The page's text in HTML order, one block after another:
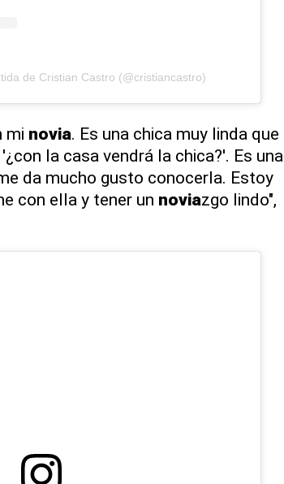
de Cristian Castro (@cristiancastro)
mi novia. Es una chica muy linda que
la casa vendrá la chica?'. Es una
da mucho gusto conocerla. Estoy
con ella y tener un noviazgo lindo",